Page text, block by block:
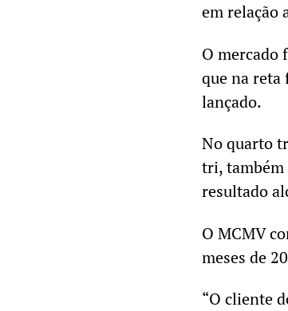
em relação
O mercado
que na reta
lançado.
No quarto
tri, também
resultado
O MCMV
meses de
“O cliente